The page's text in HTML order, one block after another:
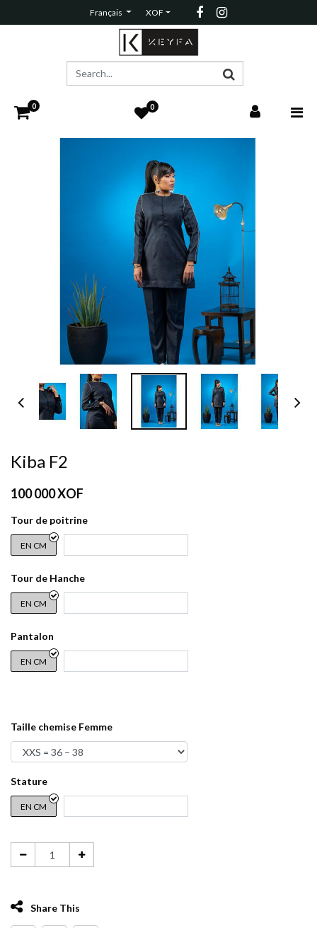
Français XOF
0 0
Kiba F2
100 000XOF
Tour de poitrine
EN CM
Tour de Hanche
EN CM
Pantalon
EN CM
Taille chemise Femme
Stature
EN CM
Share This